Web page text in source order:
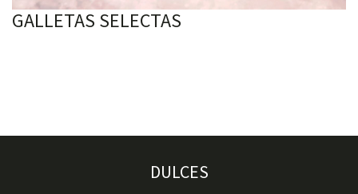
GALLETAS SELECTAS
DULCES